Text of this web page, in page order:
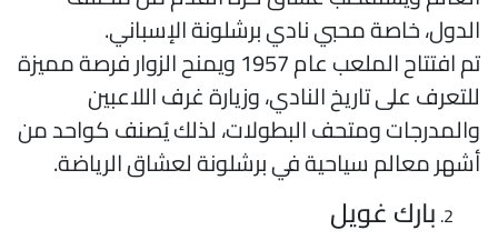
خاصة محبي نادي برشلونة الإسباني.
تم افتتاح الملعب عام 1957 ويمنح الزوار فرصة مميزة
على تاريخ النادي، وزيارة غرف اللاعبين
ومتحف البطولات، لذلك يُصنف كواحد من
معالم سياحية في برشلونة لعشاق الرياضة.
بارك غويل